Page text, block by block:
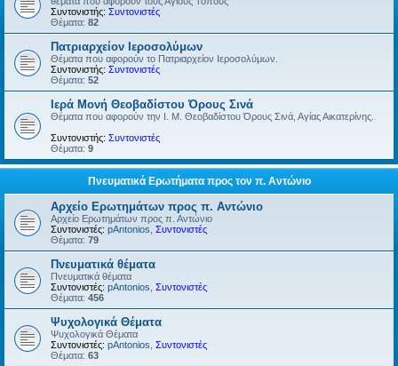
Συντονιστής: Συντονιστές
Θέματα: 82
Πατριαρχείον Ιεροσολύμων
Θέματα που αφορούν το Πατριαρχείον Ιεροσολύμων.
Συντονιστής: Συντονιστές
Θέματα: 52
Ιερά Μονή Θεοβαδίστου Όρους Σινά
Θέματα που αφορούν την Ι. Μ. Θεοβαδίστου Όρους Σινά, Αγίας Αικατερίνης.
Συντονιστής: Συντονιστές
Θέματα: 9
Πνευματικά Ερωτήματα προς τον π. Αντώνιο
Αρχείο Ερωτημάτων προς π. Αντώνιο
Αρχείο Ερωτημάτων προς π. Αντώνιο
Συντονιστές: pAntonios Συντονιστές
Θέματα: 79
Πνευματικά θέματα
Πνευματικά θέματα
Συντονιστές: pAntonios Συντονιστές
Θέματα: 456
Ψυχολογικά Θέματα
Ψυχολογικά Θέματα
Συντονιστές: pAntonios Συντονιστές
Θέματα: 63